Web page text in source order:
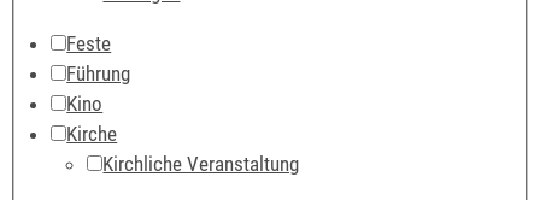
Feste
Führung
Kino
Kirche
Kirchliche Veranstaltung